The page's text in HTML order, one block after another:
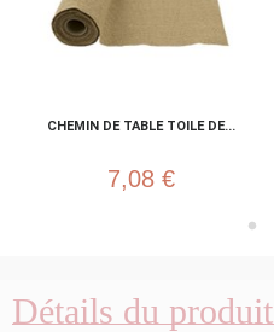
CHEMIN DE TABLE TOILE DE...
7,08 €
Détails du produit